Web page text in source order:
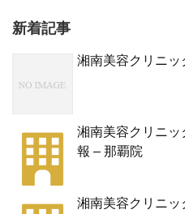
新着記事
湘南美容クリニ
湘南美容クリニ
報 – 那覇院
湘南美容クリニ